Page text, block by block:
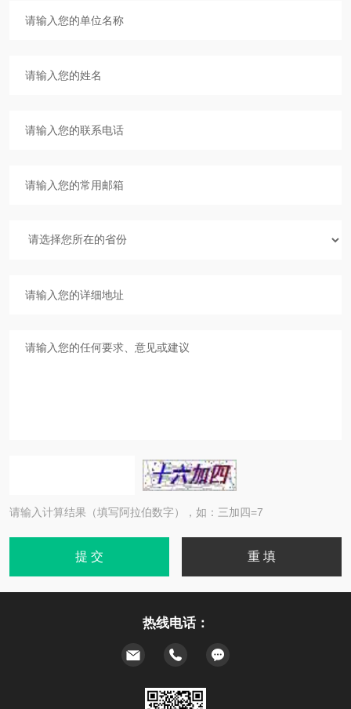
请输入计算结果（填写阿拉伯数字），如：三加四=7
热线电话：